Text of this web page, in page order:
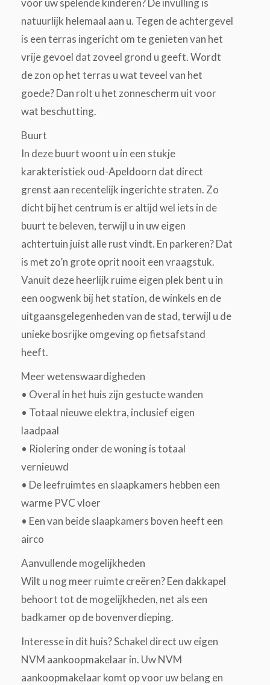
voor uw spelende kinderen? De invulling is
natuurlijk helemaal aan u. Tegen de achtergevel
is een terras ingericht om te genieten van het
vrije gevoel dat zoveel grond u geeft. Wordt
de zon op het terras u wat teveel van het
goede? Dan rolt u het zonnescherm uit voor
wat beschutting.
Buurt
In deze buurt woont u in een stukje
karakteristiek oud-Apeldoorn dat direct
grenst aan recentelijk ingerichte straten. Zo
dicht bij het centrum is er altijd wel iets in de
buurt te beleven, terwijl u in uw eigen
achtertuin juist alle rust vindt. En parkeren? Dat
is met zo’n grote oprit nooit een vraagstuk.
Vanuit deze heerlijk ruime eigen plek bent u in
een oogwenk bij het station, de winkels en de
uitgaansgelegenheden van de stad, terwijl u de
unieke bosrijke omgeving op fietsafstand
heeft.
Meer wetenswaardigheden
• Overal in het huis zijn gestucte wanden
• Totaal nieuwe elektra, inclusief eigen
laadpaal
• Riolering onder de woning is totaal
vernieuwd
• De leefruimtes en slaapkamers hebben een
warme PVC vloer
• Een van beide slaapkamers boven heeft een
airco
Aanvullende mogelijkheden
Wilt u nog meer ruimte creëren? Een dakkapel
behoort tot de mogelijkheden, net als een
badkamer op de bovenverdieping.
Interesse in dit huis? Schakel direct uw eigen
NVM aankoopmakelaar in. Uw NVM
aankoopmakelaar komt op voor uw belang en